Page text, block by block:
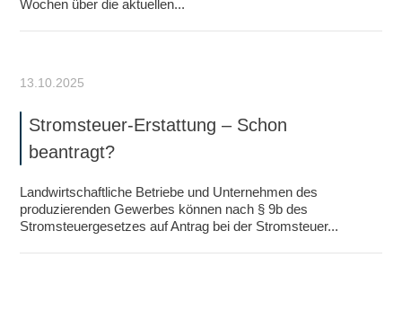
Wochen über die aktuellen...
13.10.2025
Stromsteuer-Erstattung – Schon
beantragt?
Landwirtschaftliche Betriebe und Unternehmen des
produzierenden Gewerbes können nach § 9b des
Stromsteuergesetzes auf Antrag bei der Stromsteuer...